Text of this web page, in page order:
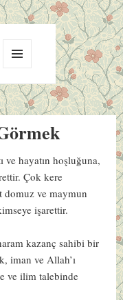
VE
BILEŞENLER
ve hayatın hoşluğuna,
Çok kere
domuz ve maymun
işarettir.
kazanç sahibi bir
iman ve Allah’ı
ve ilim talebinde